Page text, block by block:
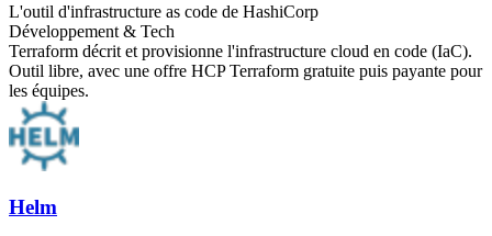
L'outil d'infrastructure as code de HashiCorp
Développement & Tech
Terraform décrit et provisionne l'infrastructure cloud en code (IaC).
Outil libre, avec une offre HCP Terraform gratuite puis payante pour
les équipes.
Helm